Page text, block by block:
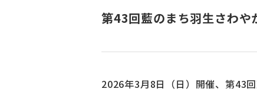
第43回藍のまち羽生さわや
2026年3月8日（日）開催、第43